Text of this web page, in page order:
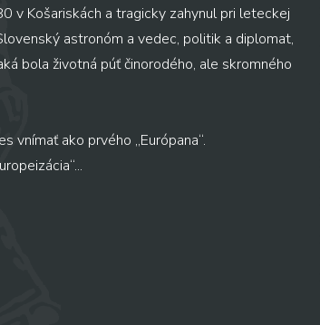
v Košariskách a tragicky zahynul pri leteckej
astronóm a vedec, politik a diplomat,
bola životná púť činorodého, ale skromného
vnímať ako prvého „Európana“.